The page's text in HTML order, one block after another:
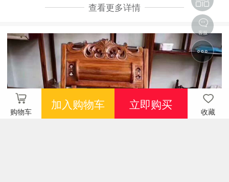
查看更多详情
购物车
加入购物车 立即购买
收藏
客服